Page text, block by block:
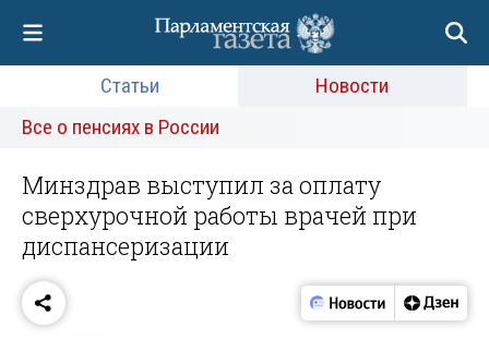
Статьи
Новости
Все о пенсиях в России
Минздрав выступил за оплату
сверхурочной работы врачей при
диспансеризации